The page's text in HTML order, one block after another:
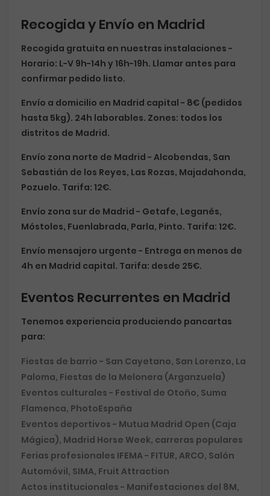
Recogida y Envío en Madrid
Recogida gratuita en nuestras instalaciones -
Horario: L-V 9h-14h y 16h-19h. Llamar antes para
confirmar pedido listo.
Envío a domicilio en Madrid capital - 8€ (pedidos
hasta 5kg). 24h laborables. Zones: todos los
distritos de Madrid.
Envío zona norte de Madrid - Alcobendas, San
Sebastián de los Reyes, Las Rozas, Majadahonda,
Pozuelo. Tarifa: 12€.
Envío zona sur de Madrid - Getafe, Leganés,
Móstoles, Fuenlabrada, Parla, Pinto. Tarifa: 12€.
Envío mensajero urgente - Entrega en menos de
4h en Madrid capital. Tarifa: desde 25€.
Eventos Recurrentes en Madrid
Tenemos experiencia produciendo pancartas
para:
Fiestas de barrio - San Cayetano, San Lorenzo, La
Paloma, Fiestas de la Melonera (Arganzuela)
Eventos culturales - Festival de Otoño, Suma
Flamenca, PhotoEspaña
Eventos deportivos - Mutua Madrid Open (Caja
Mágica), Madrid Horse Week, carreras populares
Ferias profesionales IFEMA - FITUR, ARCO, Salón
Automóvil, SIMA, Fruit Attraction
Actos institucionales - Manifestaciones del 8M,